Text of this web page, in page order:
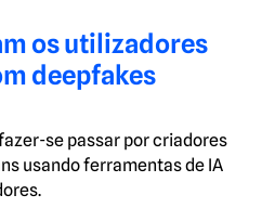
os utilizadores
deepfakes
se passar por criadores
usando ferramentas de IA